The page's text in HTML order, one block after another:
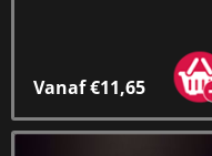
Vanaf €11,65